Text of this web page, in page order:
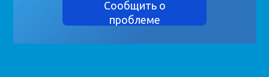
Сообщить о
проблеме